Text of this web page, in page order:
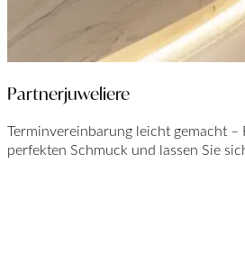
Partnerjuweliere
Terminvereinbarung leicht gemacht –
perfekten Schmuck und lassen Sie